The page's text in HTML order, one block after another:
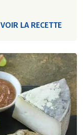
VOIR LA RECETTE